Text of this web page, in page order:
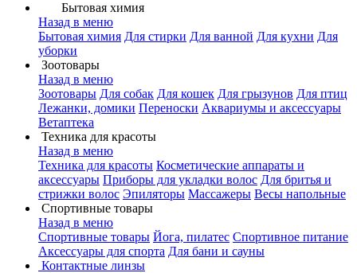
Бытовая химия
Назад в меню
Бытовая химия Для стирки Для ванной Для кухни Для
уборки
Зоотовары
Назад в меню
Зоотовары Для собак Для кошек Для грызунов Для птиц
Лежанки, домики Переноски Аквариумы и аксессуары
Ветаптека
Техника для красоты
Назад в меню
Техника для красоты Косметические аппараты и
аксессуары Приборы для укладки волос Для бритья и
стрижки волос Эпиляторы Массажеры Весы напольные
Спортивные товары
Назад в меню
Спортивные товары Йога, пилатес Спортивное питание
Аксессуары для спорта Для бани и сауны
Контактные линзы